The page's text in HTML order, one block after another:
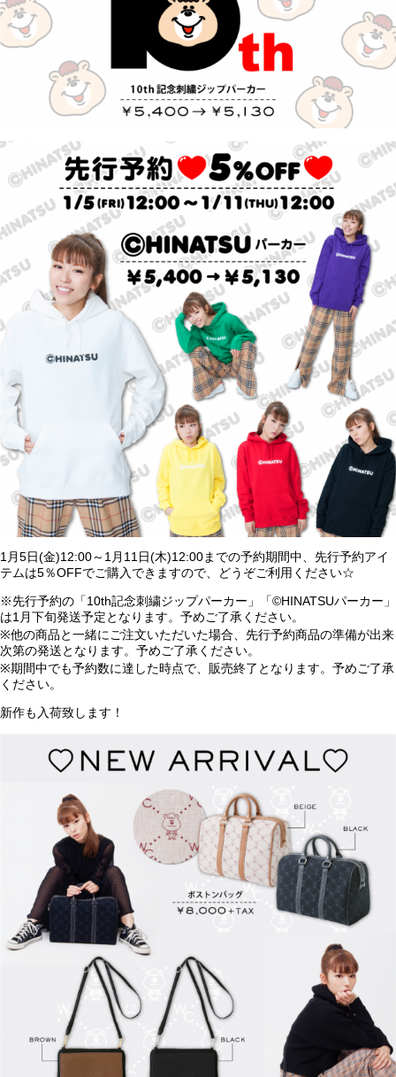
1月5日(金)12:00～1月11日(木)12:00までの予約期間中、先行予約アイ
テムは5％OFFでご購入できますので、どうぞご利用ください☆
※先行予約の「10th記念刺繍ジップパーカー」「©HINATSUパーカー」
は1月下旬発送予定となります。予めご了承ください。
※他の商品と一緒にご注文いただいた場合、先行予約商品の準備が出来
次第の発送となります。予めご了承ください。
※期間中でも予約数に達した時点で、販売終了となります。予めご了承
ください。
新作も入荷致します！